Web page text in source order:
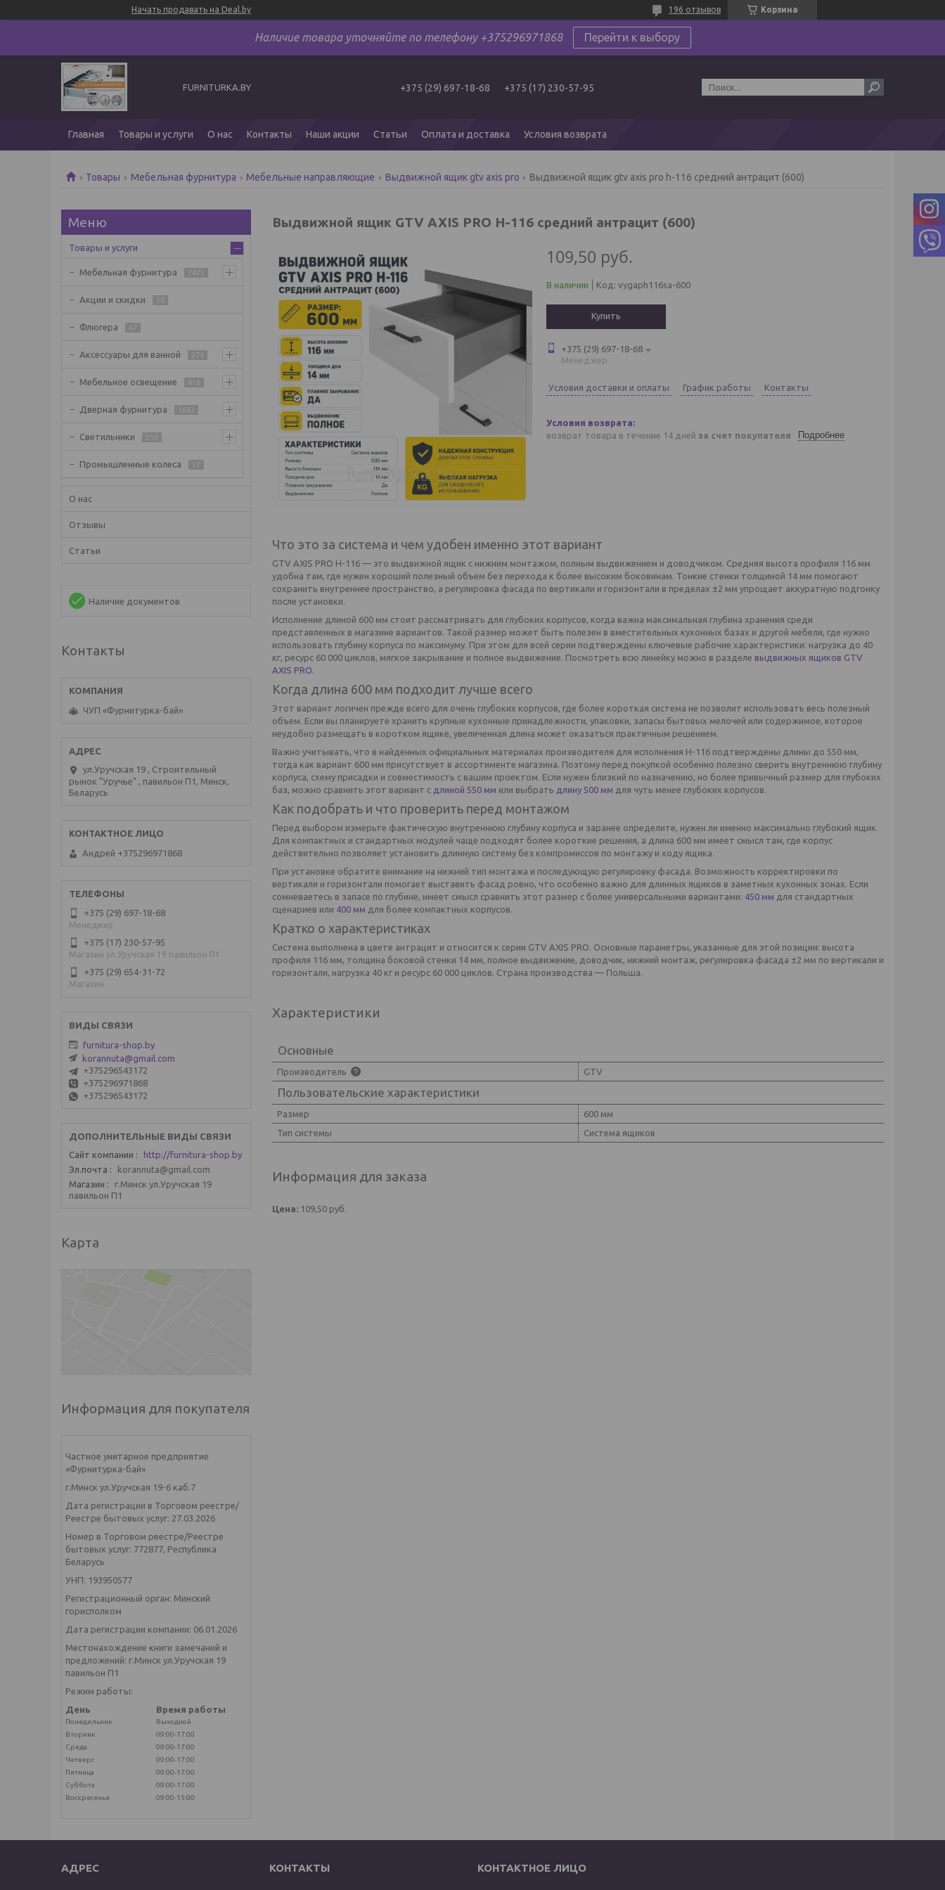
Начать продавать на Deal.by Корзина
196 отзывов
Наличие товара уточняйте по телефону +375296971868 Перейти к выбору
FURNITURKA.BY +375 (29) 697-18-68 +375 (17) 230-57-95
Главная Товары и услуги О нас Контакты Наши акции Статьи Оплата и доставка Условия возврата
Товары Мебельная фурнитура Мебельные направляющие Выдвижной ящик gtv axis pro Выдвижной ящик gtv axis pro h-116 средний антрацит (600)
Выдвижной ящик GTV AXIS PRO H-116 средний антрацит (600)
109,50 руб.
В наличии Код: vygaph116sa-600
Купить
+375 (29) 697-18-68
Менеджер
Условия доставки и оплаты График работы Контакты
возврат товара в течение 14 дней за счет покупателя Подробнее
Что это за система и чем удобен именно этот вариант
GTV AXIS PRO H-116 — это выдвижной ящик с нижним монтажом, полным выдвижением и доводчиком. Средняя высота профиля 116 мм
удобна там, где нужен хороший полезный объем без перехода к более высоким боковинам. Тонкие стенки толщиной 14 мм помогают
сохранить внутреннее пространство, а регулировка фасада по вертикали и горизонтали в пределах ±2 мм упрощает аккуратную подгонку
после установки.
Исполнение длиной 600 мм стоит рассматривать для глубоких корпусов, когда важна максимальная глубина хранения среди
представленных в магазине вариантов. Такой размер может быть полезен в вместительных кухонных базах и другой мебели, где нужно
использовать глубину корпуса по максимуму. При этом для всей серии подтверждены ключевые рабочие характеристики: нагрузка до 40
кг, ресурс 60 000 циклов, мягкое закрывание и полное выдвижение. Посмотреть всю линейку можно в разделе выдвижных ящиков GTV
AXIS PRO.
Когда длина 600 мм подходит лучше всего
Этот вариант логичен прежде всего для очень глубоких корпусов, где более короткая система не позволит использовать весь полезный
объем. Если вы планируете хранить крупные кухонные принадлежности, упаковки, запасы бытовых мелочей или содержимое, которое
неудобно размещать в коротком ящике, увеличенная длина может оказаться практичным решением.
Важно учитывать, что в найденных официальных материалах производителя для исполнения H-116 подтверждены длины до 550 мм,
тогда как вариант 600 мм присутствует в ассортименте магазина. Поэтому перед покупкой особенно полезно сверить внутреннюю глубину
корпуса, схему присадки и совместимость с вашим проектом. Если нужен близкий по назначению, но более привычный размер для глубоких
баз, можно сравнить этот вариант с длиной 550 мм или выбрать длину 500 мм для чуть менее глубоких корпусов.
Как подобрать и что проверить перед монтажом
Перед выбором измерьте фактическую внутреннюю глубину корпуса и заранее определите, нужен ли именно максимально глубокий ящик.
Для компактных и стандартных модулей чаще подходят более короткие решения, а длина 600 мм имеет смысл там, где корпус
действительно позволяет установить длинную систему без компромиссов по монтажу и ходу ящика.
При установке обратите внимание на нижний тип монтажа и последующую регулировку фасада. Возможность корректировки по
вертикали и горизонтали помогает выставить фасад ровно, что особенно важно для длинных ящиков в заметных кухонных зонах. Если
сомневаетесь в запасе по глубине, имеет смысл сравнить этот размер с более универсальными вариантами: 450 мм для стандартных
сценариев или 400 мм для более компактных корпусов.
Кратко о характеристиках
Система выполнена в цвете антрацит и относится к серии GTV AXIS PRO. Основные параметры, указанные для этой позиции: высота
профиля 116 мм, толщина боковой стенки 14 мм, полное выдвижение, доводчик, нижний монтаж, регулировка фасада ±2 мм по вертикали и
горизонтали, нагрузка 40 кг и ресурс 60 000 циклов. Страна производства — Польша.
Характеристики
Основные
Производитель GTV
Пользовательские характеристики
Размер
600 мм
Тип системы
Система ящиков
Информация для заказа
Цена: 109,50 руб.
Товары и услуги
Мебельная фурнитура 7471
Акции и скидки 50
Флюгера 47
Аксессуары для ванной 274
Мебельное освещение 816
Дверная фурнитура 1643
Светильники 259
Промышленные колеса 17
О нас
Отзывы
Статьи
Наличие документов
Контакты
ЧУП «Фурнитурка-бай»
ул.Уручская 19 , Строительный
рынок "Уручье" , павильон П1, Минск,
Беларусь
Андрей +375296971868
+375 (29) 697-18-68
Менеджер
+375 (17) 230-57-95
Магазин ул.Уручская 19 павильон П1
+375 (29) 654-31-72
Магазин
furnitura-shop.by
korannuta@gmail.com
+375296543172
+375296971868
+375296543172
Сайт компании
http://furnitura-shop.by
Эл.почта
korannuta@gmail.com
Магазин
г.Минск ул.Уручская 19
павильон П1
Карта
Информация для покупателя
Частное унитарное предприятие
«Фурнитурка-бай»
г.Минск ул.Уручская 19-6 каб.7
Дата регистрации в Торговом реестре/
Реестре бытовых услуг: 27.03.2026
Номер в Торговом реестре/Реестре
бытовых услуг: 772877, Республика
Беларусь
УНП: 193950577
Регистрационный орган: Минский
горисполком
Дата регистрации компании: 06.01.2026
Местонахождение книги замечаний и
предложений: г.Минск ул.Уручская 19
павильон П1
Режим работы:
День
Время работы
Понедельник
Выходной
Вторник
09:00-17:00
Среда
09:00-17:00
Четверг
09:00-17:00
Пятница
09:00-17:00
Суббота
09:00-17:00
Воскресенье
09:00-15:00